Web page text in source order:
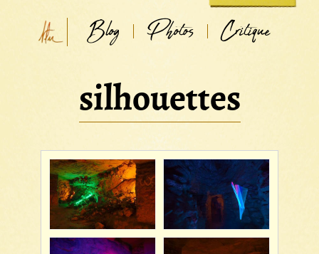
Blog Photos Critique
silhouettes